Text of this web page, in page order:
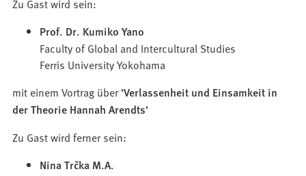
Zu Gast wird sein:
Prof. Dr. Kumiko Yano
Faculty of Global and Intercultural Studies
Ferris University Yokohama
mit einem Vortrag über'Verlassenheit und Einsamkeit in
der Theorie Hannah Arendts'
Zu Gast wird ferner sein:
Nina Trčka M.A.